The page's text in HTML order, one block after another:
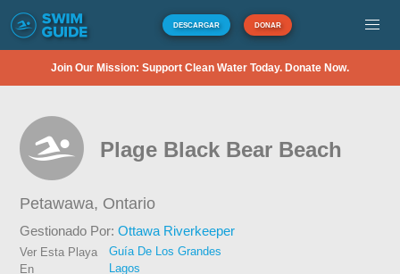
DESCARGAR DONAR
Join Our Mission: Support Clean Water Today. Donate Now.
Plage Black Bear Beach
Petawawa, Ontario
Gestionado Por:Ottawa Riverkeeper
Ver Esta Playa
En
Guía De Los Grandes
Lagos